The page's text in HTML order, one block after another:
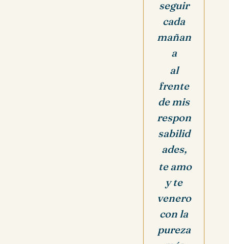
seguir
cada
mañan
a
al
frente
de mis
respon
sabilid
ades,
te amo
y te
venero
con la
pureza